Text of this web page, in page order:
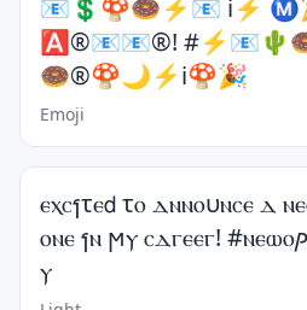
📧💲🍄🍩⚡️📧 ℹ️⚡️
🅰️®️📧📧®️!
🍩®️🍄🌙⚡️ℹ️🍄🎉
Emoji
ⲉⲭⲥⳕτⲉ𝖽 τⲟ ⲇⲛⲛⲟυⲛⲥⲉ ⲇ
ⲟⲛⲉ ⳕⲛ ϻⲩ ⲥⲇⲅⲉⲉⲅ!
ⲩ